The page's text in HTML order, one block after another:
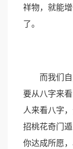
祥物，就能
了。
而我们自
要从八字来
人来看八字
招桃花奇门
你达成所愿